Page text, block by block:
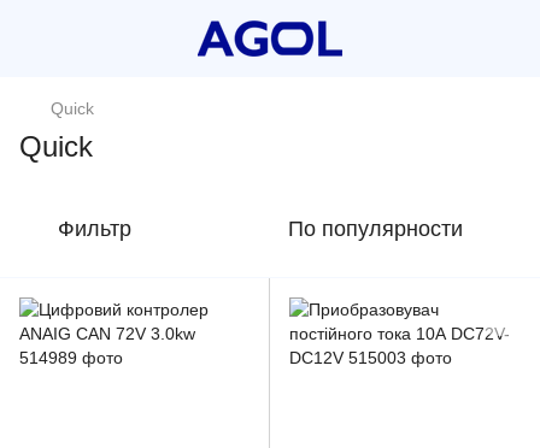
Quick
Quick
Фильтр По популярности